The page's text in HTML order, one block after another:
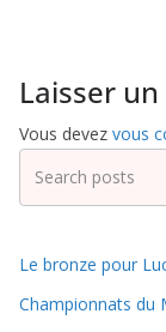
de
Laisser
Vous devez vous
Le bronze pour
Championnats du